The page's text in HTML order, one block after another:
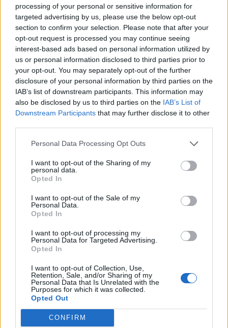
processing of your personal or sensitive information for
targeted advertising by us, please use the below opt-out
section to confirm your selection. Please note that after your
opt-out request is processed you may continue seeing
interest-based ads based on personal information utilized by
us or personal information disclosed to third parties prior to
your opt-out. You may separately opt-out of the further
disclosure of your personal information by third parties on the
IAB’s list of downstream participants. This information may
also be disclosed by us to third parties on the IAB’s List of
Downstream Participants that may further disclose it to other
Personal Data Processing Opt Outs
I want to opt-out of the Sharing of my
personal data.
Opted In
I want to opt-out of the Sale of my
Personal Data.
Opted In
I want to opt-out of processing my
Personal Data for Targeted Advertising.
Opted In
I want to opt-out of Collection, Use,
Retention, Sale, and/or Sharing of my
Personal Data that Is Unrelated with the
Purposes for which it was collected.
Opted Out
CONFIRM
Σήμερα, οι Μανιάτες μπορούν να αισθάνονται
δικαιωμένοι. Κυρίως όμως πρέπει να
συνειδητοποιήσουν ότι δεν οφείλουν και δεν
χρωστούν τίποτα σε κανέναν – πέραν, ίσως,
κάποιων ευχαριστιών – αφού το ζητούμενο ήταν
το αυτονόητο. Αντίθετα, όσοι είχαν την ευκαιρία
να συμμετέχουν με οποιονδήποτε τρόπο σε
αυτή τη διεκδίκηση πρέπει να ευχαριστούν τους
Μανιάτες που τους έδωσαν την ευκαιρία και τη
που απάλλαξε τη Μάνη ένα μεγάλο
γραφειοκρατικό και συστημικό άγος.
Η συγκεκριμένη δικαίωση καθιστά την Μάνη και
πάλι «ανεξέλεγκτη» περιοχή, με έντονα, και
τονισμένα, και πάλι, τα χαρακτηριστικά της
Όλα αυτά τα χρόνια τόσο η εφημερίδα μας
«Λακωνική Επικαιρότητα» όσο και ο
ραδιοφωνικός σταθμός μας " Νότος 94,9"
συμμετείχε στην προσπάθεια διάδοσης των
ιδεών και των απόψεων που είχαν σας στόχο να
επαναφέρουν, έστω σε ένα θέμα, την ευνομία